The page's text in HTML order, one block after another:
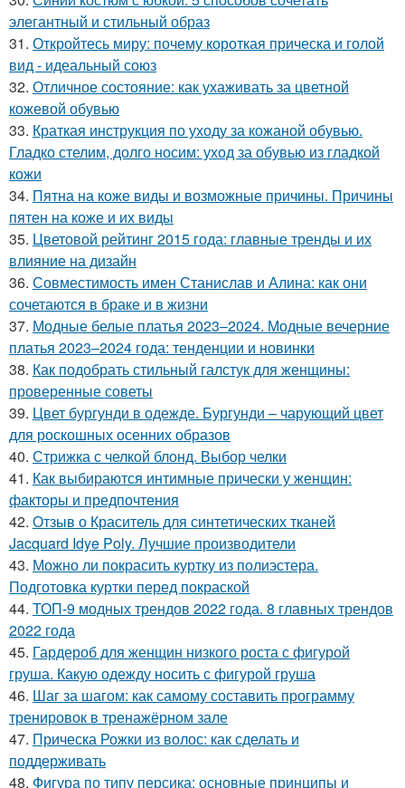
элегантный и стильный образ
31. Откройтесь миру: почему короткая прическа и голой
вид - идеальный союз
32. Отличное состояние: как ухаживать за цветной
кожевой обувью
33. Краткая инструкция по уходу за кожаной обувью.
Гладко стелим, долго носим: уход за обувью из гладкой
кожи
34. Пятна на коже виды и возможные причины. Причины
пятен на коже и их виды
35. Цветовой рейтинг 2015 года: главные тренды и их
влияние на дизайн
36. Совместимость имен Станислав и Алина: как они
сочетаются в браке и в жизни
37. Модные белые платья 2023–2024. Модные вечерние
платья 2023–2024 года: тенденции и новинки
38. Как подобрать стильный галстук для женщины:
проверенные советы
39. Цвет бургунди в одежде. Бургунди – чарующий цвет
для роскошных осенних образов
40. Стрижка с челкой блонд. Выбор челки
41. Как выбираются интимные прически у женщин:
факторы и предпочтения
42. Отзыв о Краситель для синтетических тканей
Jacquard Idye Poly. Лучшие производители
43. Можно ли покрасить куртку из полиэстера.
Подготовка куртки перед покраской
44. ТОП-9 модных трендов 2022 года. 8 главных трендов
2022 года
45. Гардероб для женщин низкого роста с фигурой
груша. Какую одежду носить с фигурой груша
46. Шаг за шагом: как самому составить программу
тренировок в тренажёрном зале
47. Прическа Рожки из волос: как сделать и
поддерживать
48. Фигура по типу персика: основные принципы и